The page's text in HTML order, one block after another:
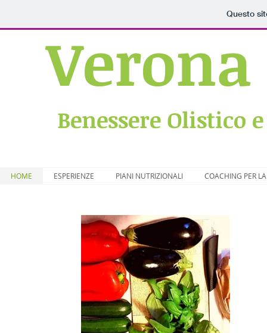
Questo
Benessere Olistico
HOME ESPERIENZE PIANI NUTRIZIONALI COACHING PER